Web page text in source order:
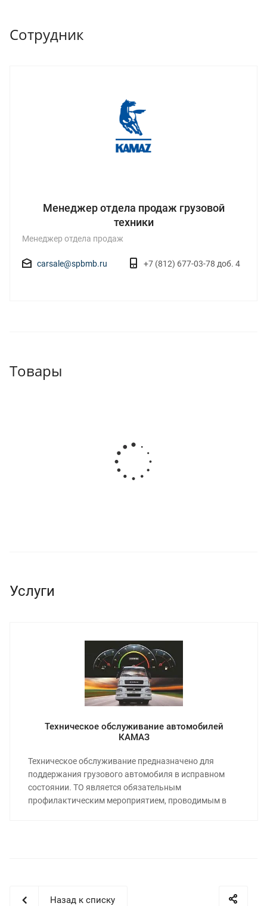
Сотрудник
Менеджер отдела продаж грузовой
техники
Менеджер отдела продаж
carsale@spbmb.ru +7 (812) 677-03-78 доб. 4
Товары
Услуги
Техническое обслуживание автомобилей
КАМАЗ
Техническое обслуживание предназначено для
поддержания грузового автомобиля в исправном
состоянии. ТО является обязательным
профилактическим мероприятием, проводимым в
Назад к списку